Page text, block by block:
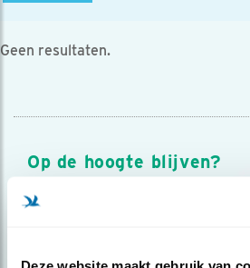
Geen resultaten.
Op de hoogte blijven?
Meld je aan en ontvang nieuws,
over vogels en activiteiten van